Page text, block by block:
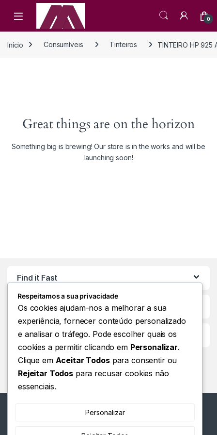
Open 0
Início Consumíveis Tinteiros TINTEIRO HP 925
Great things are on the horizon
Something big is brewing! Our store is in the works and will be
launching soon!
Find it Fast
Customer Care
Respeitamos a sua privacidade
Os cookies ajudam-nos a melhorar a sua
experiência, fornecer conteúdo personalizado
e analisar o tráfego. Pode escolher quais os
cookies a permitir clicando em Personalizar.
Clique em Aceitar Todospara consentir ou
Rejeitar Todos para recusar cookies não
essenciais.
Personalizar